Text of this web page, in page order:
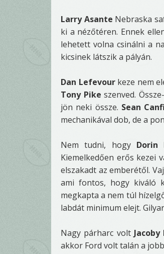
Larry Asante Nebraska
ki a nézőtéren. Ennek
lehetett volna csinálni a
kicsinek látszik a pályán.
Dan Lefevourkeze nem
Tony Pike szenved.
jön neki össze. Sean
mechanikával dob, de a
Nem tudni, hogyDorin
Kiemelkedően erős kezei
elszakadt az emberétől.
ami fontos, hogy kiváló
megkapta a nem túl
labdát minimum elejt.
Nagy párharc volt
akkor Ford volt talán a